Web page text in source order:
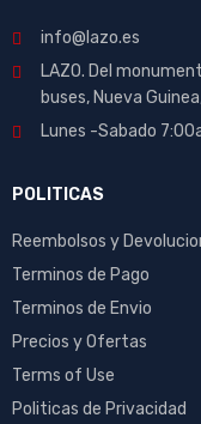
info@lazo.es
LAZO. Del
buses, Nueva
Lunes -Sabado
POLITICAS
Reembolsos y
Terminos de Pago
Terminos de Envio
Precios y Ofertas
Terms of Use
Politicas de Privacidad